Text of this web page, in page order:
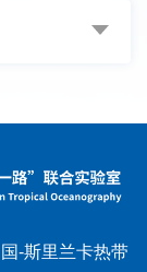
-斯里兰卡热带